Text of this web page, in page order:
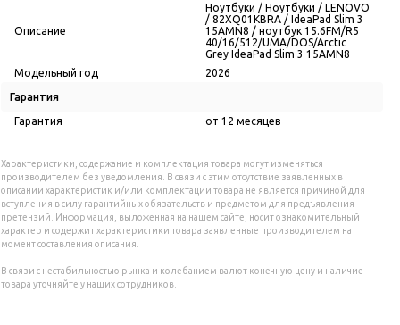
Описание
Ноутбуки / Ноутбуки / LENOVO
/ 82XQ01KBRA / IdeaPad Slim 3
15AMN8 / ноутбук 15.6FM/R5
40/16/512/UMA/DOS/Arctic
Grey IdeaPad Slim 3 15AMN8
Модельный год
2026
Гарантия
Гарантия от 12 месяцев
Характеристики, содержание и комплектация товара могут изменяться
производителем без уведомления. В связи с этим отсутствие заявленных в
описании характеристик и/или комплектации товара не является причиной для
вступления в силу гарантийных обязательств и предметом для предъявления
претензий. Информация, выложенная на нашем сайте, носит ознакомительный
характер и содержит характеристики товара заявленные производителем на
момент составления описания.
В связи с нестабильностью рынка и колебанием валют конечную цену и наличие
товара уточняйте у наших сотрудников.